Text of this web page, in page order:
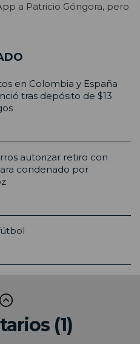
a Patricio Góngora, pero
en Colombia y España
tras depósito de $13
autorizar retiro con
condenado por
(1)